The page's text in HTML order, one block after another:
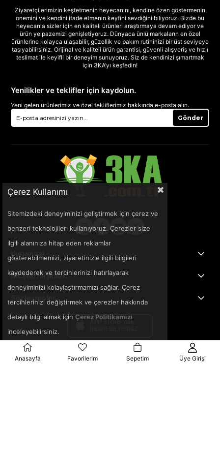
Ziyaretçilerimizin keşfetmenin heyecanını, kendine özen göstermenin
önemini ve kendini ifade etmenin keyfini sevdiğini biliyoruz. Bizde bu
heyecanla sizler için en kaliteli ürünleri araştırmaya devam ediyor ve
ürün yelpazemizi genişletiyoruz. Dünyaca ünlü markaların en özel
ürünlerine kolayca ulaşabilir, güzellik ve bakım rutininizi bir üst seviyeye
taşıyabilirsiniz. Orijinal ve kaliteli ürün garantisi, güvenli alışveriş ve hızlı
teslimat ile keyifli bir deneyim sunuyoruz. Siz de kendinizi şımartmak
için 3KA’yı keşfedin!
Yenilikler ve teklifler için kaydolun.
Yeni gelen ürünlerimiz ve özel tekliflerimiz hakkında e-posta alın.
Gönder
Kurumsal
Müşteri İlişkileri
Sözleşmeler
Çerez Kullanımı
Sitemizdeki deneyiminizi geliştirmek için çerez ve
benzeri teknolojileri kullanıyoruz. Çerezler size
ilgili alanınıza hitap eden reklamlar
gösterebilmemizi, ziyaretinizle ilgili bilgileri
kaydederek ve tercihlerinizi hatırlayarak
deneyiminizi kolaylaştırmamızı sağlar. Çerez
tercihlerinizi değiştirmek ve çerezler hakkında
detaylı bilgi almak için Çerez Politikamızı
inceleyebilirsiniz.
Anasayfa Favorilerim Sepetim Üye Girişi